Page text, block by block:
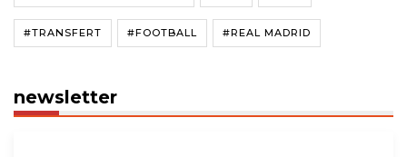
#TRANSFERT #FOOTBALL #REAL MADRID
newsletter